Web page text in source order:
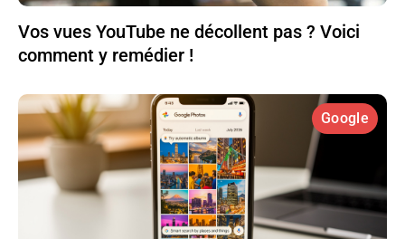
Vos vues YouTube ne décollent pas ? Voici
comment y remédier !
Google